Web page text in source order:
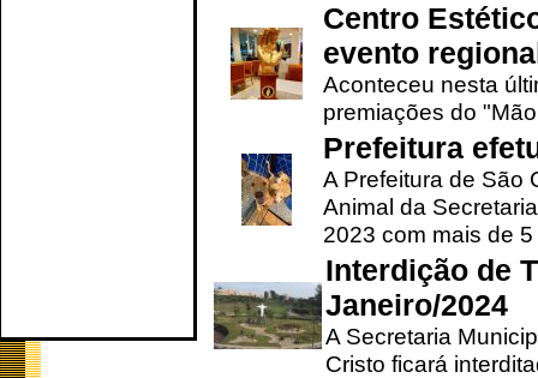
Centro
evento
Aconteceu nesta
premiações do
Prefeitura
A Prefeitura de São
Animal da
2023 com mais de 5
Interdição de
Janeiro/2024
A Secretaria
Cristo ficará